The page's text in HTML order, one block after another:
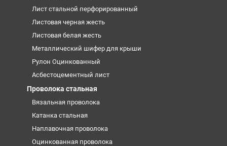
Лист стальной перфорированный
Листовая черная жесть
Листовая белая жесть
Металлический шифер для крыши
Рулон Оцинкованный
Асбестоцементный лист
Проволока стальная
Вязальная проволока
Катанка стальная
Наплавочная проволока
Оцинкованная проволока